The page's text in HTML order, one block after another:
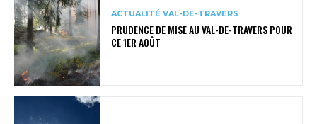
ACTUALITÉ VAL-DE-TRAVERS
PRUDENCE DE MISE AU VAL-DE-TRAVERS POUR
CE 1ER AOÛT